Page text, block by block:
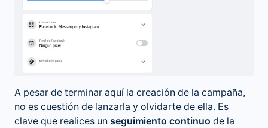
A pesar de terminar aquí la creación de la campaña,
no es cuestión de lanzarla y olvidarte de ella. Es
clave que realices un seguimiento continuo de la